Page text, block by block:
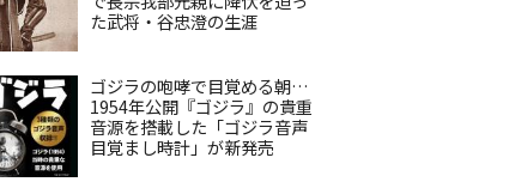
た武将・谷忠澄の生涯
ゴジラの咆哮で目覚める朝…
1954年公開『ゴジラ』の貴重
音源を搭載した「ゴジラ音声
目覚まし時計」が新発売